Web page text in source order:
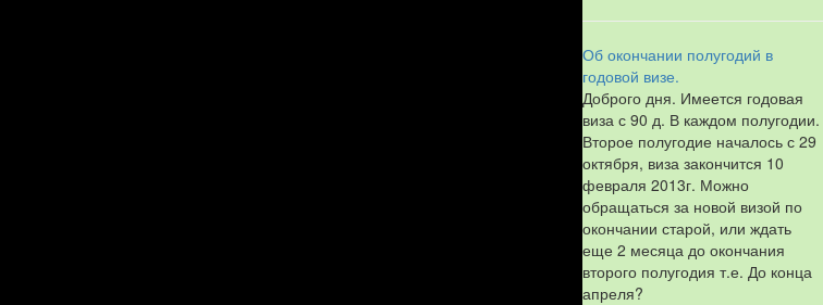
Об окончании полугодий в
годовой визе.
Доброго дня. Имеется годовая
виза с 90 д. В каждом полугодии.
Второе полугодие началось с 29
октября, виза закончится 10
февраля 2013г. Можно
обращаться за новой визой по
окончании старой, или ждать
еще 2 месяца до окончания
второго полугодия т.е. До конца
апреля?